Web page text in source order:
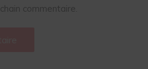
commentaire.